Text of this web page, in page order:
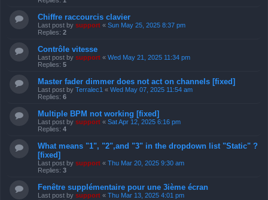
Chiffre raccourcis clavier
Last post by support « Sun May 25, 2025 8:37 pm
Replies: 2
Contrôle vitesse
Last post by support « Wed May 21, 2025 11:34 pm
Replies: 5
Master fader dimmer does not act on channels [fixed]
Last post by Terralec1 « Wed May 07, 2025 11:54 am
Replies: 6
Multiple BPM not working [fixed]
Last post by support « Sat Apr 12, 2025 6:16 pm
Replies: 4
What means "1", "2",and "3" in the dropdown list "Static" ?
[fixed]
Last post by support « Thu Mar 20, 2025 9:30 am
Replies: 3
Fenêtre supplémentaire pour une 3ième écran
Last post by support « Thu Mar 13, 2025 4:01 pm